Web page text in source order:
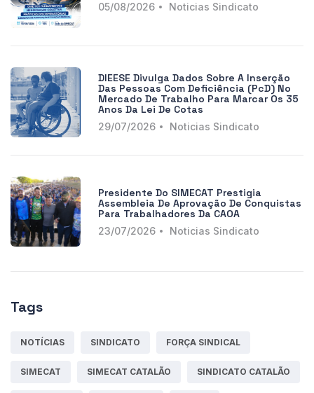
05/08/2026 Noticias Sindicato
DIEESE Divulga Dados Sobre A Inserção
Das Pessoas Com Deficiência (PcD) No
Mercado De Trabalho Para Marcar Os 35
Anos Da Lei De Cotas
29/07/2026 Noticias Sindicato
Presidente Do SIMECAT Prestigia
Assembleia De Aprovação De Conquistas
Para Trabalhadores Da CAOA
23/07/2026 Noticias Sindicato
Tags
NOTÍCIAS SINDICATO FORÇA SINDICAL
SIMECAT SIMECAT CATALÃO SINDICATO CATALÃO